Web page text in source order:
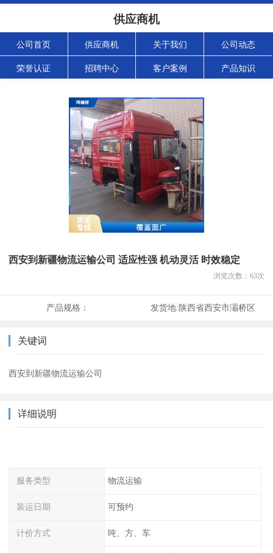
供应商机
公司首页 供应商机 关于我们 公司动态
荣誉认证 招聘中心 客户案例 产品知识
西安到新疆物流运输公司 适应性强 机动灵活 时效稳定
浏览次数： 63次
产品规格： 发货地:陕西省西安市灞桥区
关键词
西安到新疆物流运输公司
详细说明
服务类型 物流运输
装运日期 可预约
计价方式 吨、方、车